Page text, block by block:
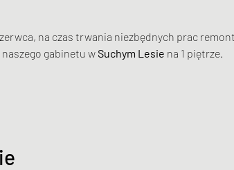
na czas trwania niezbędnych prac
gabinetu w Suchym Lesie na 1 piętrze.